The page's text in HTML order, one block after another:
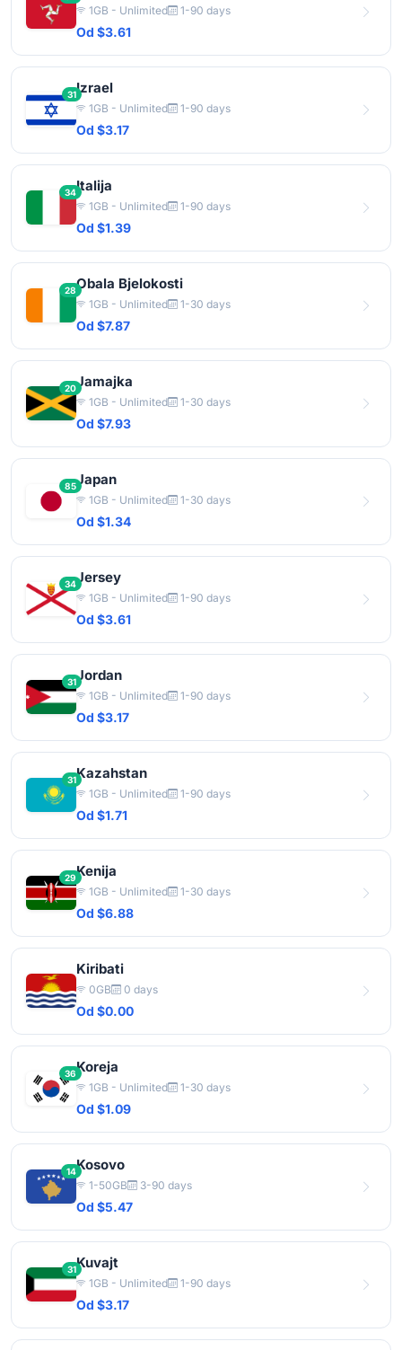
1GB - Unlimited 1-90 days
Od $3.61
31Izrael
1GB - Unlimited 1-90 days
Od $3.17
34Italija
1GB - Unlimited 1-90 days
Od $1.39
28Obala Bjelokosti
1GB - Unlimited 1-30 days
Od $7.87
20Jamajka
1GB - Unlimited 1-30 days
Od $7.93
85Japan
1GB - Unlimited 1-30 days
Od $1.34
34Jersey
1GB - Unlimited 1-90 days
Od $3.61
31Jordan
1GB - Unlimited 1-90 days
Od $3.17
31Kazahstan
1GB - Unlimited 1-90 days
Od $1.71
29Kenija
1GB - Unlimited 1-30 days
Od $6.88
Kiribati
0GB 0 days
Od $0.00
36Koreja
1GB - Unlimited 1-30 days
Od $1.09
14Kosovo
1-50GB 3-90 days
Od $5.47
31Kuvajt
1GB - Unlimited 1-90 days
Od $3.17